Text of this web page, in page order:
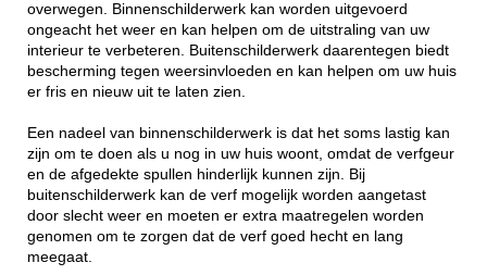
overwegen. Binnenschilderwerk kan worden uitgevoerd
ongeacht het weer en kan helpen om de uitstraling van uw
interieur te verbeteren. Buitenschilderwerk daarentegen biedt
bescherming tegen weersinvloeden en kan helpen om uw huis
er fris en nieuw uit te laten zien.
Een nadeel van binnenschilderwerk is dat het soms lastig kan
zijn om te doen als u nog in uw huis woont, omdat de verfgeur
en de afgedekte spullen hinderlijk kunnen zijn. Bij
buitenschilderwerk kan de verf mogelijk worden aangetast
door slecht weer en moeten er extra maatregelen worden
genomen om te zorgen dat de verf goed hecht en lang
meegaat.